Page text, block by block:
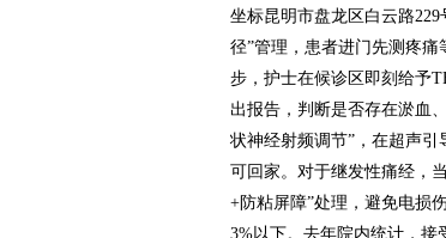
坐标昆明市盘龙区白云路
径”管理，患者进门先测疼痛
步，护士在候诊区即刻给予
出报告，判断是否存在淤血
状神经射频调节”，在超声
可回家。对于继发性痛经，
+防粘屏障”处理，避免电损
3%以下。去年院内统计，接